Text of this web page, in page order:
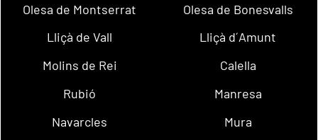
Olesa de Montserrat
Olesa de Bonesvalls
Lliçà de Vall
Lliçà d´Amunt
Molins de Rei
Calella
Rubió
Manresa
Navarcles
Mura